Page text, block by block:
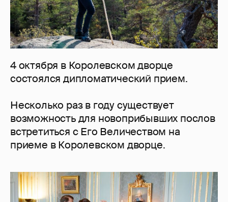
4 октября в Королевском дворце
состоялся дипломатический прием.
Несколько раз в году существует
возможность для новоприбывших послов
встретиться с Его Величеством на
приеме в Королевском дворце.